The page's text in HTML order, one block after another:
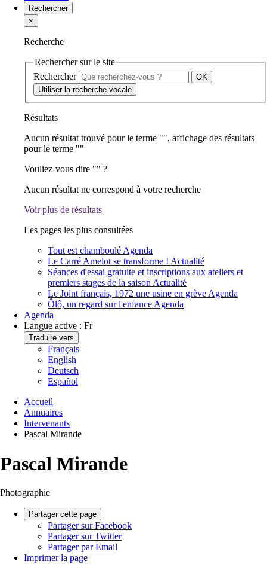
Rechercher
×
Recherche
Rechercher sur le site
Rechercher
Utiliser la recherche vocale
Résultats
Aucun résultat trouvé pour le terme "", affichage des résultats
pour le terme ""
Vouliez-vous dire "" ?
Aucun résultat ne correspond à votre recherche
Voir plus de résultats
Les pages les plus consultées
Tout est chamboulé Agenda
Le Carré Amelot se transforme ! Actualité
Séances d'essai gratuite et inscriptions aux ateliers et
premiers stages de la saison Actualité
Le Joint français, 1972 une usine en grève Agenda
Ôlô, un regard sur l'enfance Agenda
Agenda
Langue active : Fr
Traduire vers
Français
English
Deutsch
Español
Accueil
Annuaires
Intervenants
Pascal Mirande
Pascal Mirande
Photographie
Partager cette page
Partager sur Facebook
Partager sur Twitter
Partager par Email
Imprimer la page